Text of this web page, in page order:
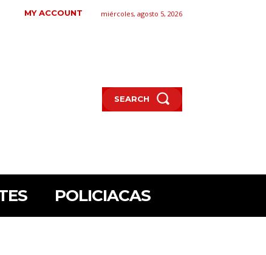
MY ACCOUNT miércoles, agosto 5, 2026
SEARCH
POLICIACAS